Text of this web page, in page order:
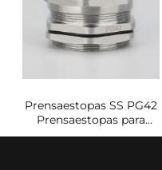
Prensaestopas SS PG42
Prensaestopas para
zonas peligrosas